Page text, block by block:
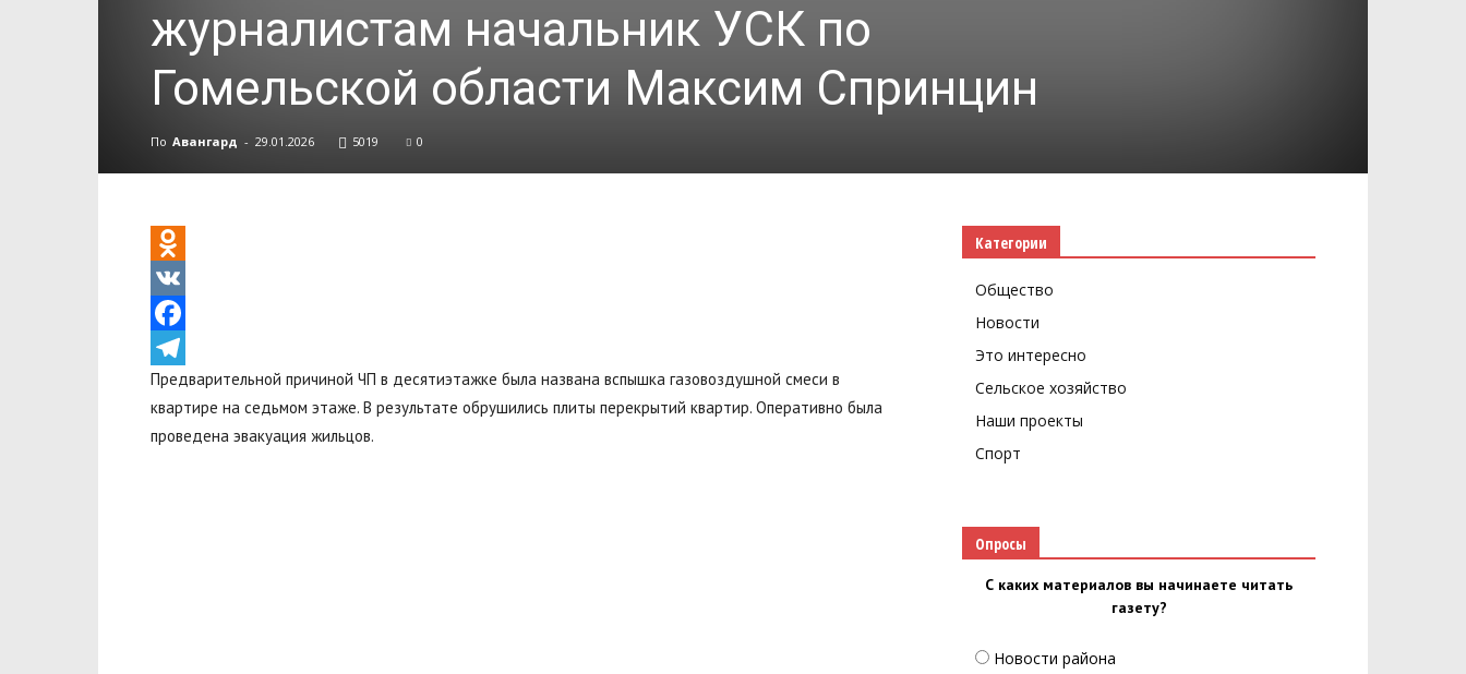
Кошелево
журналистам начальник УСК по
Гомельской области Максим Спринцин
По Авангард - 29.01.2026 5019 0
Odnoklassniki
VK
Facebook
Telegram
Предварительной причиной ЧП в десятиэтажке была названа вспышка газовоздушной смеси в
квартире на седьмом этаже. В результате обрушились плиты перекрытий квартир. Оперативно была
проведена эвакуация жильцов.
Категории
Общество
Новости
Это интересно
Сельское хозяйство
Наши проекты
Спорт
Опросы
С каких материалов вы начинаете читать
газету?
Новости района